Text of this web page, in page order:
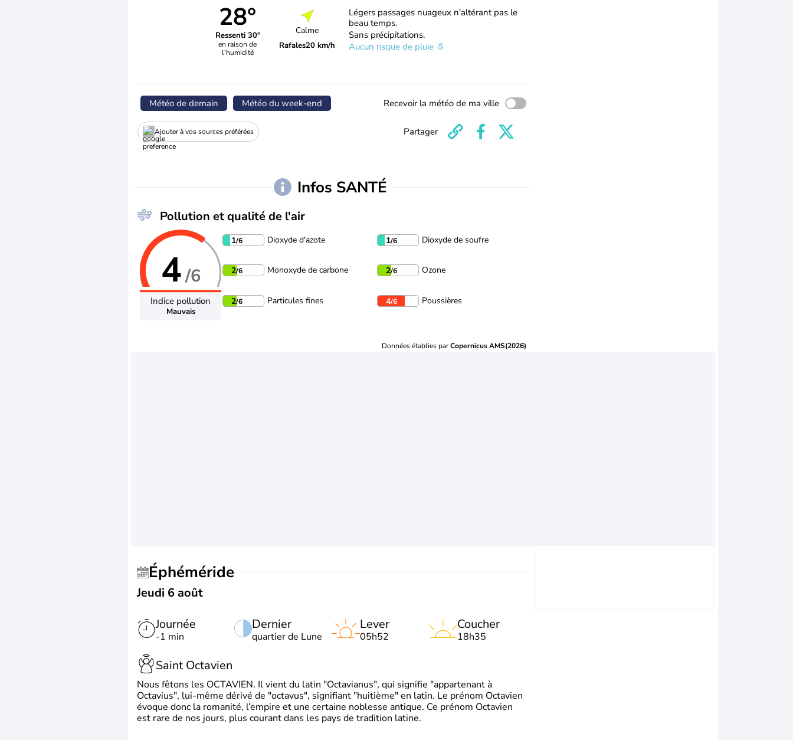
28°
Ressenti 30°
en raison de
l'humidité
Calme
Rafales20 km/h
Légers passages nuageux n'altérant pas le
beau temps.
Sans précipitations.
Aucun risque de pluie
Météo de demain Météo du week-end Recevoir la météo de ma ville
Ajouter à vos sources préférées Partager
Infos SANTÉ
Pollution et qualité de l'air
4/6
Indice pollution
Mauvais
1/6 Dioxyde d'azote 1/6 Dioxyde de soufre
2/6 Monoxyde de carbone 2/6 Ozone
2/6 Particules fines 4/6 Poussières
Données établies parCopernicus AMS(2026)
Éphéméride
Jeudi 6 août
Journée
-1 min
Dernier
quartier de Lune
Lever
05h52
Coucher
18h35
Saint Octavien
Nous fêtons les OCTAVIEN. Il vient du latin "Octavianus", qui signifie "appartenant à
Octavius", lui-même dérivé de "octavus", signifiant "huitième" en latin. Le prénom Octavien
évoque donc la romanité, l’empire et une certaine noblesse antique. Ce prénom Octavien
est rare de nos jours, plus courant dans les pays de tradition latine.